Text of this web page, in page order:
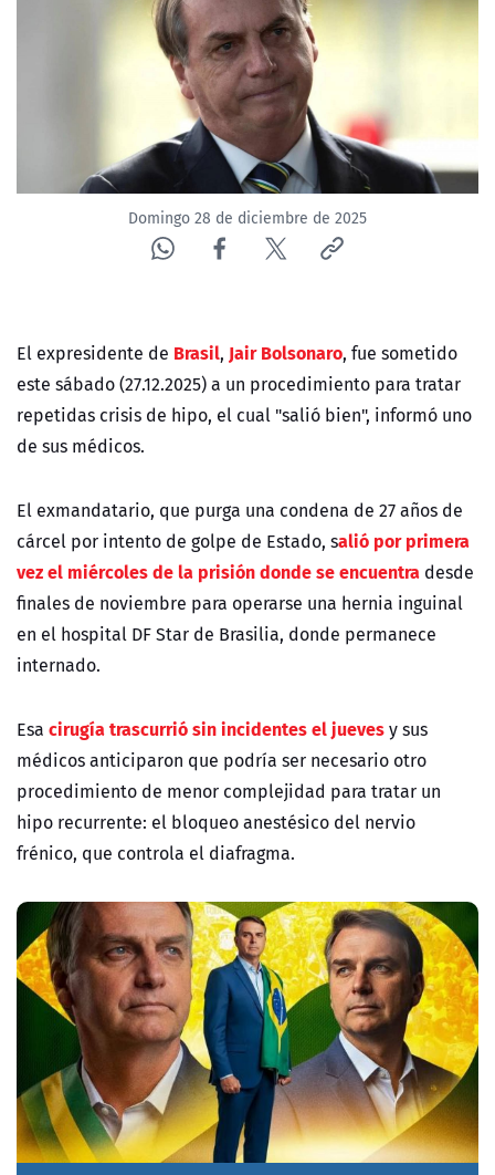
ACTUALIDAD Y TENDENCIAS
CORPORATIVO Y TRANSPARENCIA
CANAL DE DENUNCIAS
ÁREA DE PROYECTOS
Domingo 28 de diciembre de 2025
El expresidente de Brasil, Jair Bolsonaro, fue sometido
este sábado (27.12.2025) a un procedimiento para tratar
repetidas crisis de hipo, el cual "salió bien", informó uno
de sus médicos.
El exmandatario, que purga una condena de 27 años de
cárcel por intento de golpe de Estado, salió por primera
vez el miércoles de la prisión donde se encuentra desde
finales de noviembre para operarse una hernia inguinal
en el hospital DF Star de Brasilia, donde permanece
internado.
Esa cirugía trascurrió sin incidentes el juevesy sus
médicos anticiparon que podría ser necesario otro
procedimiento de menor complejidad para tratar un
hipo recurrente: el bloqueo anestésico del nervio
frénico, que controla el diafragma.